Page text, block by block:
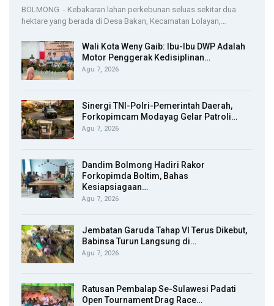
BOLMONG - Kebakaran lahan perkebunan seluas sekitar dua
hektare yang berada di Desa Bakan, Kecamatan Lolayan,…
Wali Kota Weny Gaib: Ibu-Ibu DWP Adalah
Motor Penggerak Kedisiplinan…
Agu 7, 2026
Sinergi TNI-Polri-Pemerintah Daerah,
Forkopimcam Modayag Gelar Patroli…
Agu 7, 2026
Dandim Bolmong Hadiri Rakor
Forkopimda Boltim, Bahas
Kesiapsiagaan…
Agu 7, 2026
Jembatan Garuda Tahap VI Terus Dikebut,
Babinsa Turun Langsung di…
Agu 7, 2026
Ratusan Pembalap Se-Sulawesi Padati
Open Tournament Drag Race…